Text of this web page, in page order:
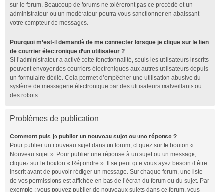
sur le forum. Beaucoup de forums ne toléreront pas ce procédé et un
administrateur ou un modérateur pourra vous sanctionner en abaissant
votre compteur de messages.
Pourquoi m’est-il demandé de me connecter lorsque je clique sur le lien
de courrier électronique d’un utilisateur ?
Si l’administrateur a activé cette fonctionnalité, seuls les utilisateurs inscrits
peuvent envoyer des courriers électroniques aux autres utilisateurs depuis
un formulaire dédié. Cela permet d’empêcher une utilisation abusive du
système de messagerie électronique par des utilisateurs malveillants ou
des robots.
Problèmes de publication
Comment puis-je publier un nouveau sujet ou une réponse ?
Pour publier un nouveau sujet dans un forum, cliquez sur le bouton «
Nouveau sujet ». Pour publier une réponse à un sujet ou un message,
cliquez sur le bouton « Répondre ». Il se peut que vous ayez besoin d’être
inscrit avant de pouvoir rédiger un message. Sur chaque forum, une liste
de vos permissions est affichée en bas de l’écran du forum ou du sujet. Par
exemple : vous pouvez publier de nouveaux sujets dans ce forum, vous